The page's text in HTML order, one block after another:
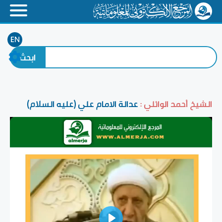
EN
الشيخ أحمد الوائلي :عدالة الامام علي (عليه السلام)